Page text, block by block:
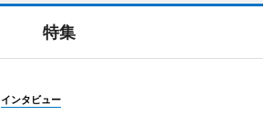
特集
インタビュー